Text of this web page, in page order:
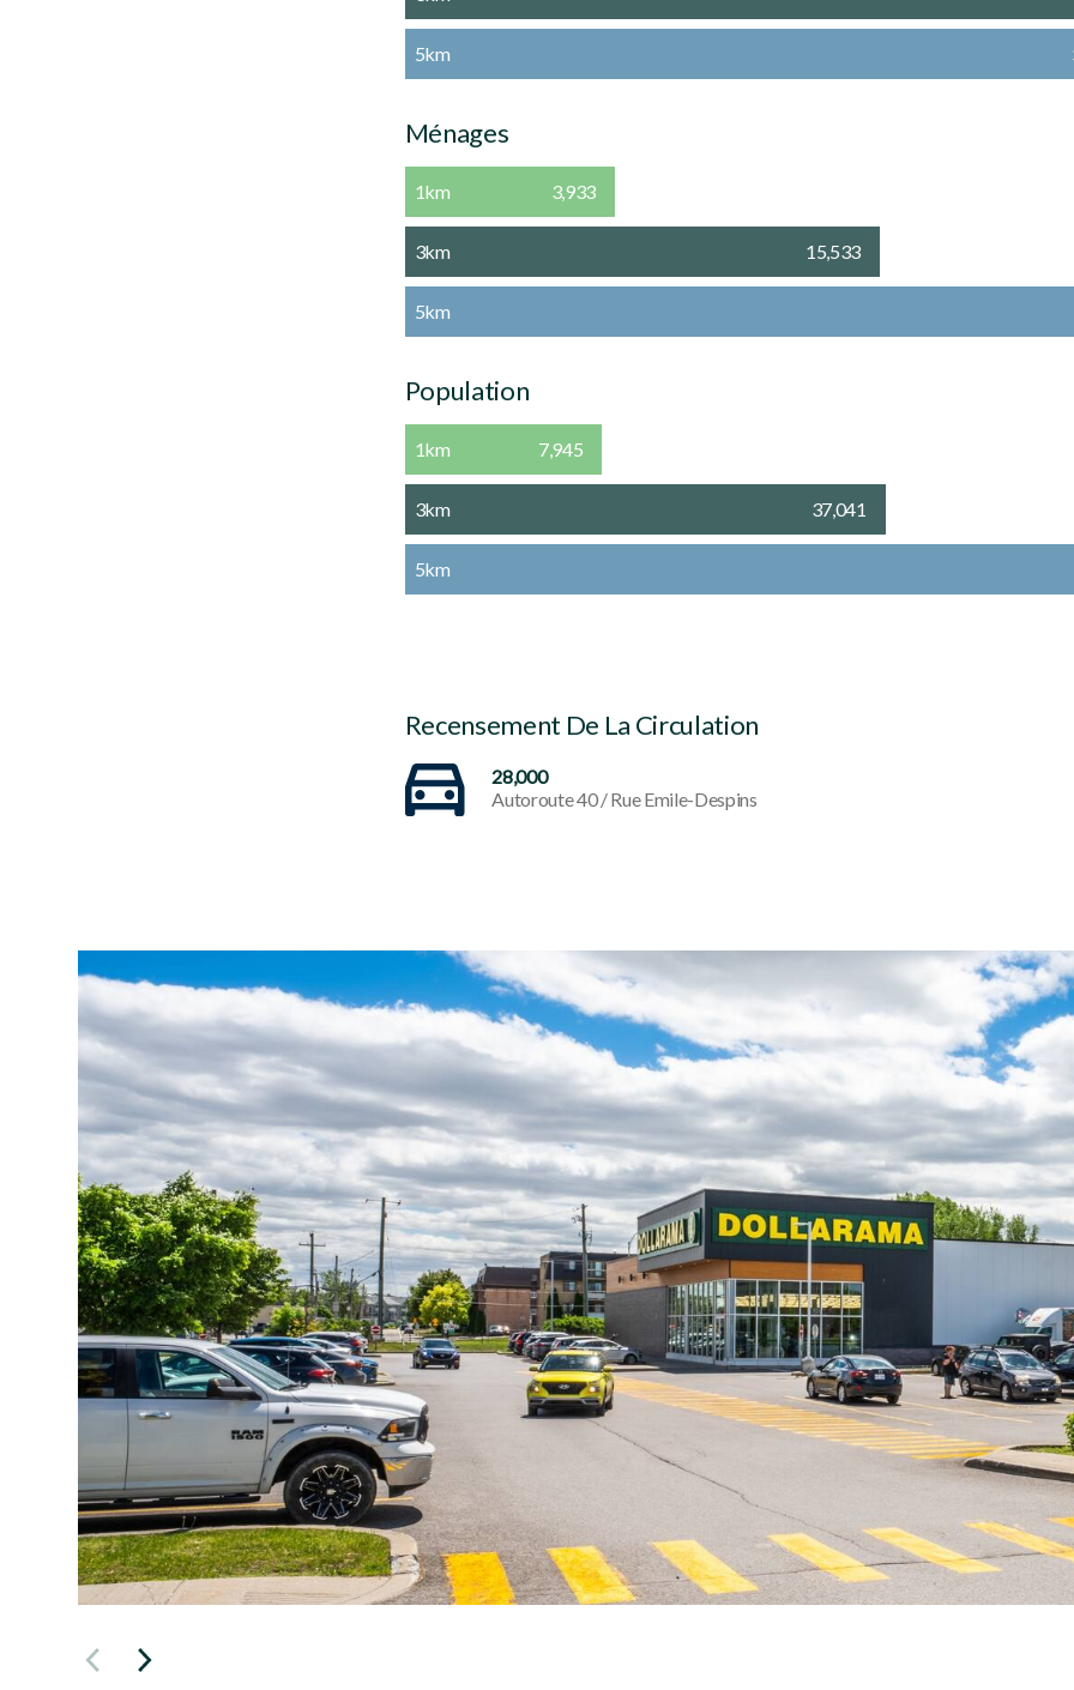
5km
Ménages
1km 3,933
3km 15,533
5km
Population
1km 7,945
3km 37,041
5km
Recensement De La Circulation
28,000
Autoroute 40 / Rue Emile-Despins